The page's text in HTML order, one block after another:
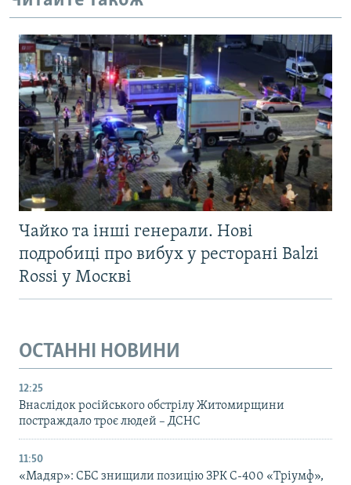
Чайко та інші генерали. Нові
подробиці про вибух у ресторані Balzi
Rossi у Москві
ОСТАННІ НОВИНИ
12:25
Внаслідок російського обстрілу Житомирщини
постраждало троє людей – ДСНС
11:50
«Мадяр»: СБС знищили позицію ЗРК С-400 «Тріумф»,